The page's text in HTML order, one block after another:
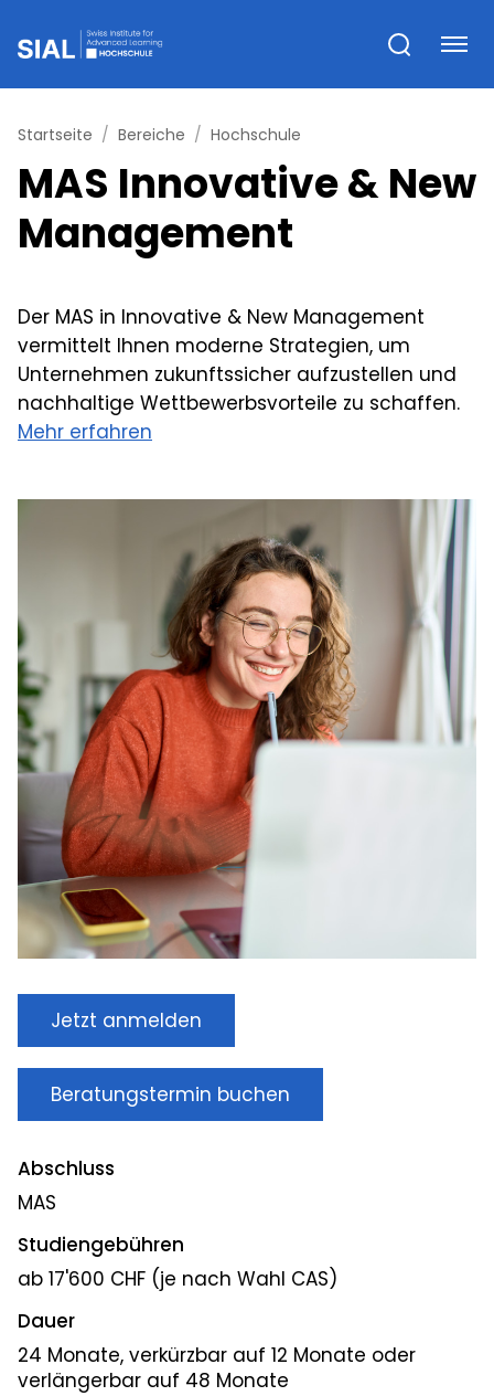
Startseite Bereiche Hochschule
MAS Innovative & New
Management
Der MAS in Innovative & New Management
vermittelt Ihnen moderne Strategien, um
Unternehmen zukunftssicher aufzustellen und
nachhaltige Wettbewerbsvorteile zu schaffen.
Mehr erfahren
Jetzt anmelden
Beratungstermin buchen
Abschluss
MAS
Studiengebühren
ab 17'600 CHF (je nach Wahl CAS)
Dauer
24 Monate, verkürzbar auf 12 Monate oder
verlängerbar auf 48 Monate